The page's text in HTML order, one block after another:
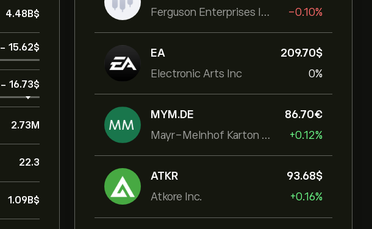
Ferguson Enterprises Inc
-0.10%
EA
Electronic Arts Inc
209.70‎$‎
0%
MYM.DE
Mayr-Melnhof Karton AG
86.70‎€‎
+0.12%
ATKR
Atkore Inc.
93.68‎$‎
+0.16%
4.48B‎$‎
- 15.62‎$‎
- 16.73‎$‎
2.73M
22.3
1.09B‎$‎